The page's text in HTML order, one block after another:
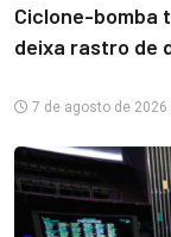
Ciclone-bomba
deixa rastro de
7 de agosto de 2026